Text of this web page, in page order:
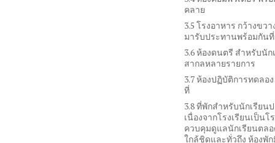
คลาย
3.5 โรงอาหาร กว้างข
มารับประทานพร้อมกันที่
3.6 ห้องดนตรี สำหรับนั
สากลหลายรายการ
3.7 ห้องปฏิบัติการทดลอ
ที่
3.8 ที่พักสำหรับนักเรียน
เนื่องจากโรงเรียนเป็น
ควบคุมดูแลนักเรียนตลอ
ใกล้ชิดและทั่วถึง ห้องพั